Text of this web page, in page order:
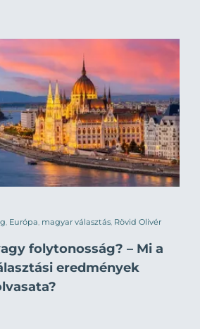
Európa magyar választás Rövid Olivér
folytonosság? – Mi a
eredmények